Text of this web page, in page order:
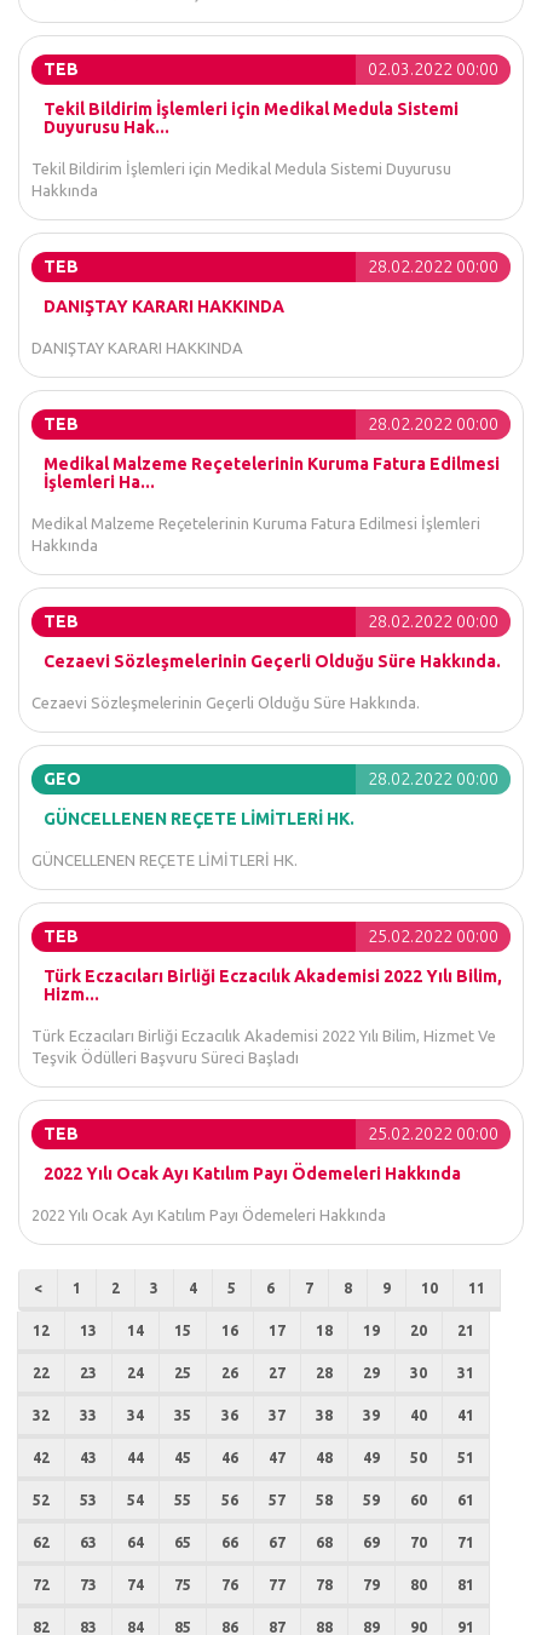
TEB 02.03.2022 00:00
Tekil Bildirim İşlemleri için Medikal Medula Sistemi
Duyurusu Hak...
Tekil Bildirim İşlemleri için Medikal Medula Sistemi Duyurusu
Hakkında
TEB 28.02.2022 00:00
DANIŞTAY KARARI HAKKINDA
DANIŞTAY KARARI HAKKINDA
TEB 28.02.2022 00:00
Medikal Malzeme Reçetelerinin Kuruma Fatura Edilmesi
İşlemleri Ha...
Medikal Malzeme Reçetelerinin Kuruma Fatura Edilmesi İşlemleri
Hakkında
TEB 28.02.2022 00:00
Cezaevi Sözleşmelerinin Geçerli Olduğu Süre Hakkında.
Cezaevi Sözleşmelerinin Geçerli Olduğu Süre Hakkında.
GEO 28.02.2022 00:00
GÜNCELLENEN REÇETE LİMİTLERİ HK.
GÜNCELLENEN REÇETE LİMİTLERİ HK.
TEB 25.02.2022 00:00
Türk Eczacıları Birliği Eczacılık Akademisi 2022 Yılı Bilim,
Hizm...
Türk Eczacıları Birliği Eczacılık Akademisi 2022 Yılı Bilim, Hizmet Ve
Teşvik Ödülleri Başvuru Süreci Başladı
TEB 25.02.2022 00:00
2022 Yılı Ocak Ayı Katılım Payı Ödemeleri Hakkında
2022 Yılı Ocak Ayı Katılım Payı Ödemeleri Hakkında
< 1 2 3 4 5 6 7 8 9 10 11
12 13 14 15 16 17 18 19 20 21
22 23 24 25 26 27 28 29 30 31
32 33 34 35 36 37 38 39 40 41
42 43 44 45 46 47 48 49 50 51
52 53 54 55 56 57 58 59 60 61
62 63 64 65 66 67 68 69 70 71
72 73 74 75 76 77 78 79 80 81
82 83 84 85 86 87 88 89 90 91